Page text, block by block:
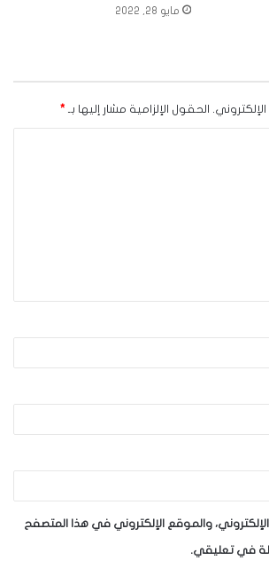
مايو 28, 2022
الحقول الإلزامية مشار إليها بـ *
والموقع الإلكتروني في هذا المتصفح
في تعليقي.